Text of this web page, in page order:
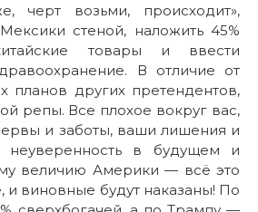
черт возьми, происходит»,
стеной, наложить 45%
товары и ввести
В отличие от
планов других претендентов,
репы. Все плохое вокруг вас,
и заботы, ваши лишения и
неуверенность в будущем и
величию Америки — всё это
и виновные будут наказаны! По